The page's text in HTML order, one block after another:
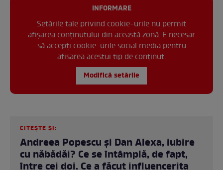
INFORMARE
Setările tale privind cookie-urile nu permit
afișarea conținutului din această zonă. E necesar
să accepți cookie-urile social media pentru
afisarea acestui tip de conținut.
Modifică setările
CITEȘTE ȘI:
Andreea Popescu și Dan Alexa, iubire
cu năbădăi? Ce se întâmplă, de fapt,